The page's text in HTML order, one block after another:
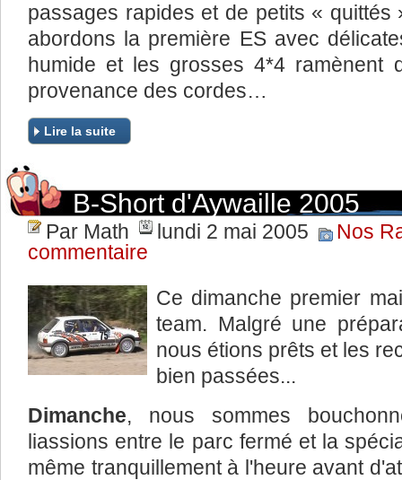
passages rapides et de petits «
abordons la première ES avec
humide et les grosses 4*4
provenance des cordes…
Lire la suite
B-Short d'Aywaille 2005
Par Math lundi 2 mai 2005
Nos
commentaire
Ce dimanche premier
team. Malgré une
nous étions prêts et les
bien passées...
Dimanche, nous sommes
liassions entre le parc fermé et la
même tranquillement à l'heure avant